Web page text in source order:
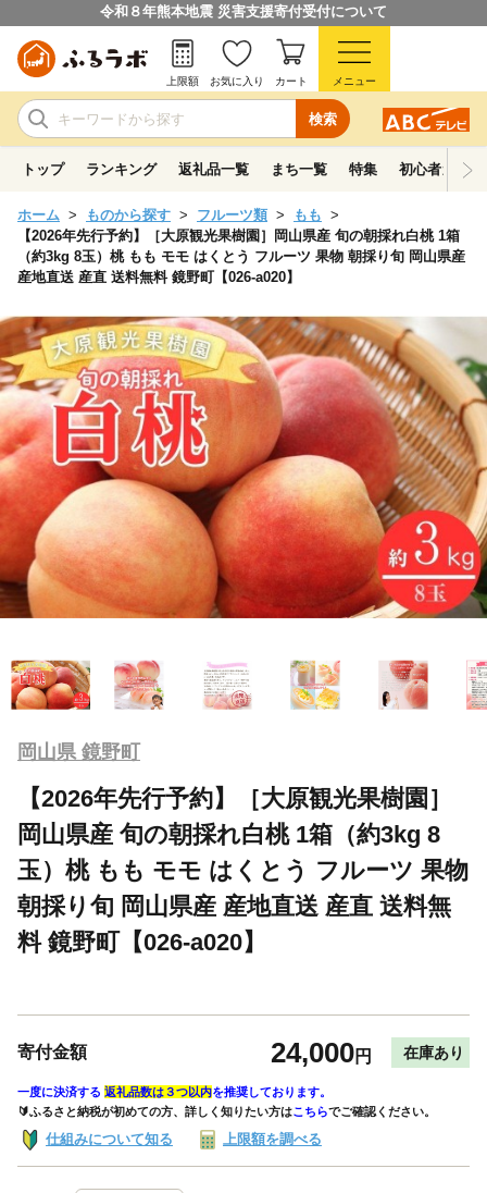
令和８年熊本地震 災害支援寄付受付について
検索
上限額 お気に入り カート メニュー
トップ ランキング 返礼品一覧 まち一覧 特集 初心者ガイド
ホーム ものから探す フルーツ類
もも
【2026年先行予約】［大原観光果樹園］岡山県産 旬の朝採れ白桃 1箱
（約3kg 8玉）桃 もも モモ はくとう フルーツ 果物 朝採り旬 岡山県産
産地直送 産直 送料無料 鏡野町【026-a020】
岡山県 鏡野町
【2026年先行予約】［大原観光果樹園］
岡山県産 旬の朝採れ白桃 1箱（約3kg 8
玉）桃 もも モモ はくとう フルーツ 果物
朝採り旬 岡山県産 産地直送 産直 送料無
料 鏡野町【026-a020】
寄付金額 24,000円 在庫あり
一度に決済する 返礼品数は３つ以内を推奨しております。
🔰ふるさと納税が初めての方、詳しく知りたい方はこちらでご確認ください。
仕組みについて知る 上限額を調べる